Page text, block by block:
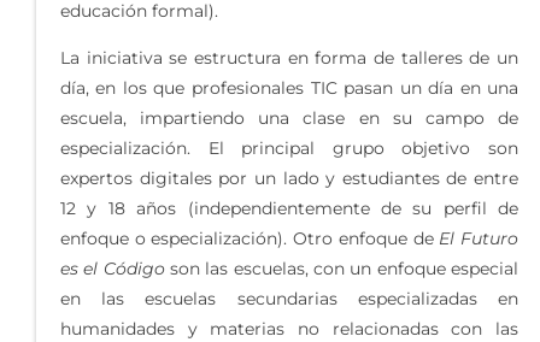
educación formal).
La iniciativa se estructura en forma de talleres de un
día, en los que profesionales TIC pasan un día en una
escuela, impartiendo una clase en su campo de
especialización. El principal grupo objetivo son
expertos digitales por un lado y estudiantes de entre
12 y 18 años (independientemente de su perfil de
enfoque o especialización). Otro enfoque de El Futuro
es el Códigoson las escuelas, con un enfoque especial
en las escuelas secundarias especializadas en
humanidades y materias no relacionadas con las